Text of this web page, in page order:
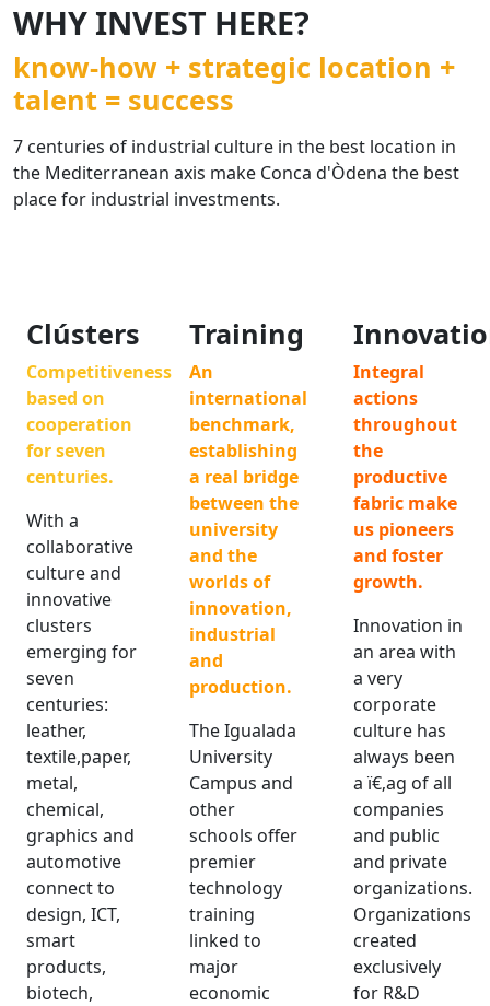
WHY INVEST HERE?
know-how + strategic location +
talent = success
7 centuries of industrial culture in the best location in
the Mediterranean axis make Conca d'Òdena the best
place for industrial investments.
Clústers
Competitiveness
based on
cooperation
for seven
centuries.
With a
collaborative
culture and
innovative
clusters
emerging for
seven
centuries:
leather,
textile,paper,
metal,
chemical,
graphics and
automotive
connect to
design, ICT,
smart
products,
biotech,
Training
An
international
benchmark,
establishing
a real bridge
between the
university
and the
worlds of
innovation,
industrial
and
production.
The Igualada
University
Campus and
other
schools offer
premier
technology
training
linked to
major
economic
Integral
actions
throughout
the
productive
fabric make
us pioneers
and foster
growth.
Innovation in
an area with
a very
corporate
culture has
always been
a ï€‚ag of all
companies
and public
and private
organizations.
Organizations
created
exclusively
for R&D